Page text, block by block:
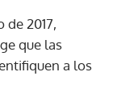
de 2017,
que las
a los